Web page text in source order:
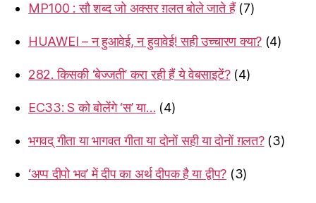
MP100 : सौ शब्द जो अक्सर ग़लत बोले जाते हैं (7)
HUAWEI – न हुआवेई, न हुवावेई! सही उच्चारण क्या? (4)
282. किसकी ‘बेज्जती’ करा रही हैं ये वेबसाइटें? (4)
EC33: S को बोलेंगे ‘स’ या… (4)
भगवद् गीता या भागवत गीता या दोनों सही या दोनों ग़लत? (3)
‘अप्प दीपो भव’ में दीप का अर्थ दीपक है या द्वीप? (3)